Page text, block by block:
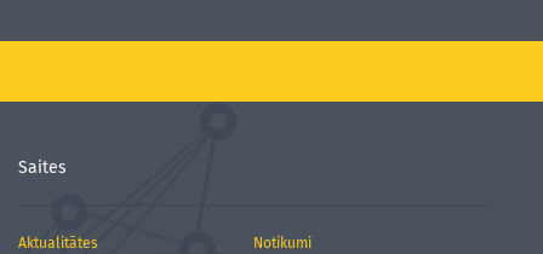
Saites
Aktualitātes
Notikumi